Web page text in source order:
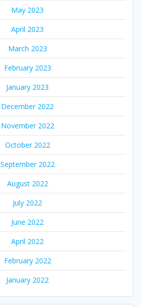
May 2023
April 2023
March 2023
February 2023
January 2023
December 2022
November 2022
October 2022
September 2022
August 2022
July 2022
June 2022
April 2022
February 2022
January 2022